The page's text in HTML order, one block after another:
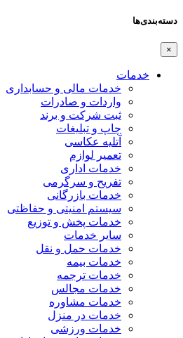
دسته‌بندی‌ها
×
خدمات
خدمات مالی و حسابداری
واردات و صادرات
ثبت شرکت و برند
چاپ و تبلیغات
آتلیه عکاسی
تعمیر لوازم
خدمات اداری
تفریح و سرگرمی
خدمات بازرگانی
سیستم امنیتی و حفاظتی
خدمات پخش و توزیع
سایر خدمات
خدمات حمل و نقل
خدمات بیمه
خدمات ترجمه
خدمات مجالس
خدمات مشاوره
خدمات در منزل
خدمات ورزشی